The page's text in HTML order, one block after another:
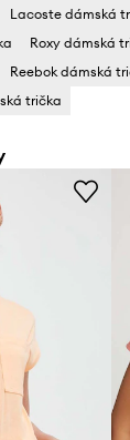
Lacoste dámská
Roxy dámská
Reebok dámská
trička